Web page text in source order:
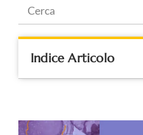
Indice Articolo